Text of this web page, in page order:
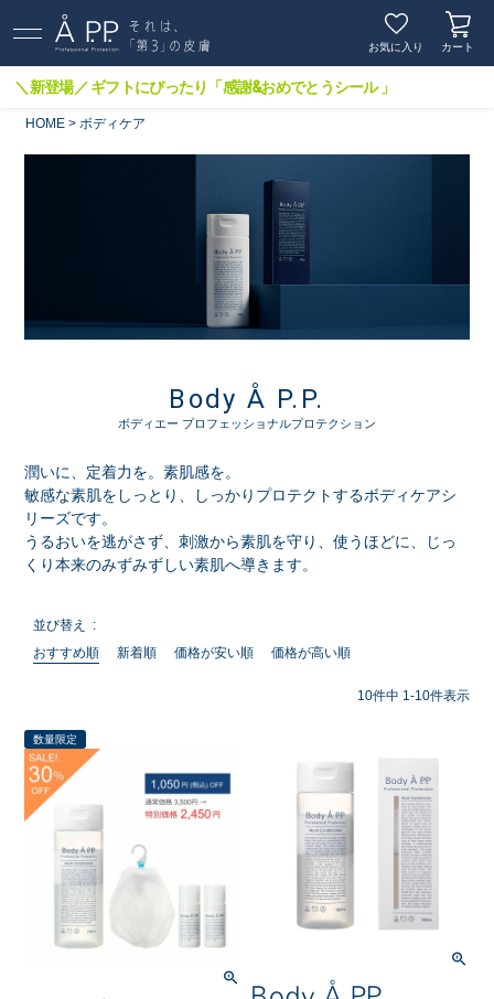
お気に入り カート
＼新登場／ ギフトにぴったり「感謝&おめでとうシール 」
HOME ボディケア
Body Å P.P.
ボディエー プロフェッショナルプロテクション
潤いに、定着力を。素肌感を。
敏感な素肌をしっとり、しっかりプロテクトするボディケアシ
リーズです。
うるおいを逃がさず、刺激から素肌を守り、使うほどに、じっ
くり本来のみずみずしい素肌へ導きます。
並び替え
おすすめ順
新着順 価格が安い順 価格が高い順
10件中 1 -10件表示
数量限定